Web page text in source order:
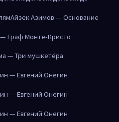
Айзек Азимов — Основание
Граф Монте-Кристо
— Три мушкетёра
— Евгений Онегин
— Евгений Онегин
— Евгений Онегин